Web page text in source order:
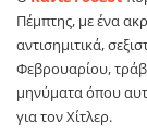
Πέμπτης, με ένα
αντισημιτικά,
Φεβρουαρίου,
μηνύματα όπου
για τον Χίτλερ.